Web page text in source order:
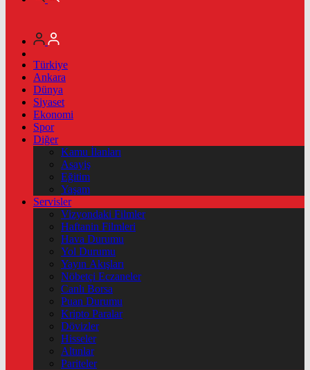
Türkiye
Ankara
Dünya
Siyaset
Ekonomi
Spor
Diğer
Kamu İlanları
Asayiş
Eğitim
Yaşam
Servisler
Vizyondaki Filmler
Haftanin Filmleri
Hava Durumu
Yol Durumu
Yayın Akışları
Nöbetçi Eczaneler
Canlı Borsa
Puan Durumu
Kripto Paralar
Dövizler
Hisseler
Altınlar
Pariteler